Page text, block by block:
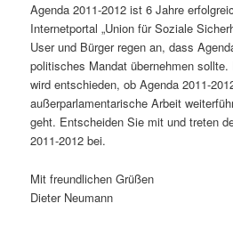
Agenda 2011-2012 ist 6 Jahre
Internetportal „Union für Soziale
User und Bürger regen an, dass
politisches Mandat übernehmen
wird entschieden, ob Agenda 2011-
außerparlamentarische Arbeit
geht. Entscheiden Sie mit und treten
2011-2012 bei.
Mit freundlichen Grüßen
Dieter Neumann